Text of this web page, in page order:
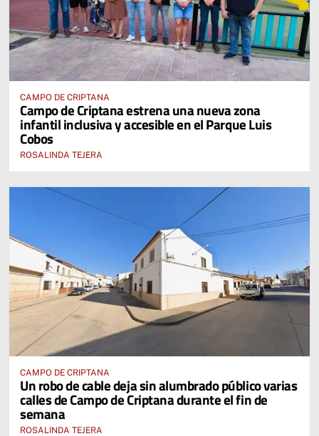
CAMPO DE CRIPTANA
Campo de Criptana estrena una nueva zona
infantil inclusiva y accesible en el Parque Luis
Cobos
ROSALINDA TEJERA
CAMPO DE CRIPTANA
Un robo de cable deja sin alumbrado público varias
calles de Campo de Criptana durante el fin de
semana
ROSALINDA TEJERA